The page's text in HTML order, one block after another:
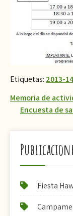
Etiquetas: 2013-14
Navegación
entradas
Memoria de
Encuesta de
Fiesta